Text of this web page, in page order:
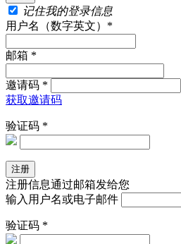
记住我的登录信息
用户名（数字英文）*
邮箱 *
邀请码 *
获取邀请码
验证码 *
注册信息通过邮箱发给您
输入用户名或电子邮件
验证码 *